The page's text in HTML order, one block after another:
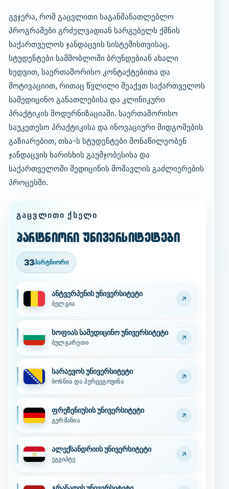
გვჯერა, რომ გაცვლითი საგანმანათლებლო
პროგრამები გრძელვადიან სარგებელს ქმნის
საქართველოს ჯანდაცვის სისტემისთვისაც.
სტუდენტები სამშობლოში ბრუნდებიან ახალი
ხედვით, საერთაშორისო კონტაქტებითა და
მოტივაციით, რითაც წვლილი შეაქვთ საქართველოს
სამედიცინო განათლებისა და კლინიკური
პრაქტიკის მოდერნიზაციაში. საერთაშორისო
საუკეთესო პრაქტიკისა და ინოვაციური მიდგომების
გაზიარებით, თსა-ს სტუდენტები მონაწილეობენ
ჯანდაცვის ხარისხის გაუმჯობესისა და
საქართველოში მედიცინის მომავლის გაძლიერების
პროცესში.
ᲒᲐᲪᲕᲚᲘᲗᲘ ᲥᲡᲔᲚᲘ
პარტნიორი უნივერსიტეტები
33პარტნიორი
ანტვერპენის უნივერსიტეტი
ბელგია
სოფიას სამედიცინო უნივერსიტეტი
ბულგარეთი
სარაევოს უნივერსიტეტი
ბოსნია და ჰერცეგოვინა
ფრეზენიუსის უნივერსიტეტი
გერმანია
ალექსანდრიის უნივერსიტეტი
ეგვიპტე